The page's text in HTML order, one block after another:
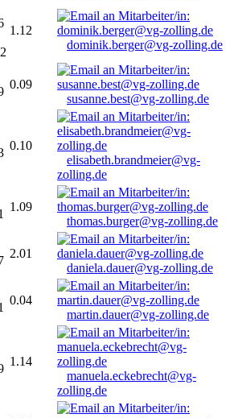
1.12
dominik.berger@vg-zolling.de
0.09
susanne.best@vg-zolling.de
0.10
elisabeth.brandmeier@vg-
zolling.de
1.09
thomas.burger@vg-zolling.de
2.01
daniela.dauer@vg-zolling.de
0.04
martin.dauer@vg-zolling.de
1.14
manuela.eckebrecht@vg-
zolling.de